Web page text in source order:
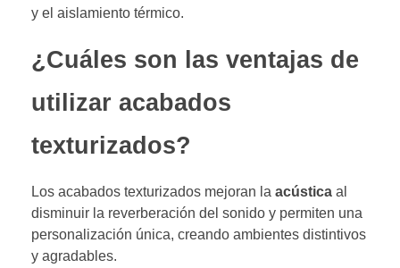
y el aislamiento térmico.
¿Cuáles son las ventajas de
utilizar acabados
texturizados?
Los acabados texturizados mejoran la acústica al
disminuir la reverberación del sonido y permiten una
personalización única, creando ambientes distintivos
y agradables.